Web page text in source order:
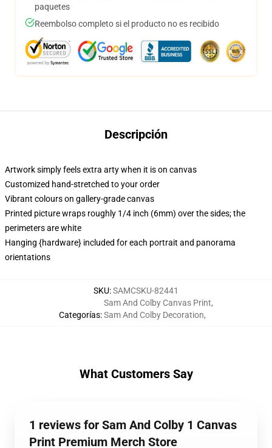
paquetes
Reembolso completo si el producto no es recibido
Descripción
Artwork simply feels extra arty when it is on canvas
Customized hand-stretched to your order
Vibrant colours on gallery-grade canvas
Printed picture wraps roughly 1/4 inch (6mm) over the sides; the
perimeters are white
Hanging {hardware} included for each portrait and panorama
orientations
SKU:SAMCSKU-82441
Categorías:
Sam And Colby Canvas Print,
Sam And Colby Decoration,
What Customers Say
1 reviews for Sam And Colby 1 Canvas
Print Premium Merch Store